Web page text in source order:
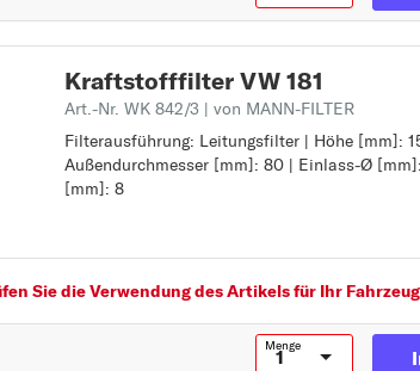
30-50
Kraftstofffilter VW 181
Art.-Nr. WK 842/3 | von MANN-FILTER
Filterausführung: Leitungsfilter | Höhe [mm]:
Außendurchmesser [mm]: 80 | Einlass-Ø
[mm]: 8
Filterausführung: Leitungsfilter
Höhe [mm]: 150
Außendurchmesser [mm]: 80
Sie die Verwendung des Artikels für Ihr
Menge